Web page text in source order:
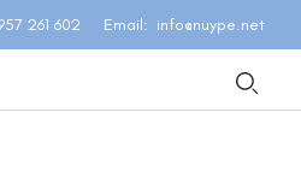
261 602 Email info@nuype.net